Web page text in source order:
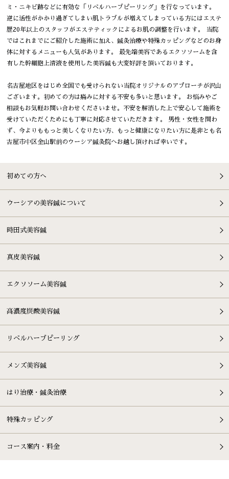
ミ・ニキビ跡などに有効な「リベルハーブピーリング」を行なっています。
逆に活性がかかり過ぎてしまい肌トラブルが増えてしまっている方にはエステ
歴20年以上のスタッフがエステティックによるお肌の調整を行います。 当院
ではこれまでにご紹介した施術に加え、鍼灸治療や特殊カッピングなどのお身
体に対するメニューも人気があります。 最先端美容であるエクソソームを含
有した幹細胞上清液を使用した美容鍼も大変好評を頂いております。
名古屋地区をはじめ全国でも受けられない当院オリジナルのアプローチが沢山
ございます。初めての方は痛みに対する不安も多いと思います。 お悩みやご
相談もお気軽お問い合わせくださいませ。不安を解消した上で安心して施術を
受けていただくためにも丁寧に対応させていただきます。 男性・女性を問わ
ず、今よりももっと美しくなりたい方、もっと健康になりたい方に是非とも名
古屋市中区金山駅前のウーシア鍼灸院へお越し頂ければ幸いです。
初めての方へ
ウーシアの美容鍼について
時田式美容鍼
真皮美容鍼
エクソソーム美容鍼
高濃度炭酸美容鍼
リベルハーブピーリング
メンズ美容鍼
はり治療・鍼灸治療
特殊カッピング
コース案内・料金